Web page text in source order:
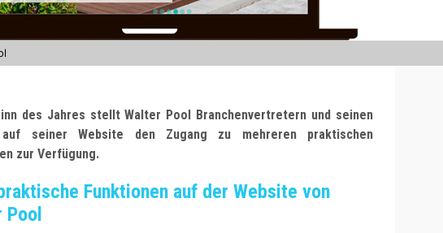
des Jahres stellt Walter Pool Branchenvertretern und seinen
auf seiner Website den Zugang zu mehreren praktischen
zur Verfügung.
Funktionen auf der Website von